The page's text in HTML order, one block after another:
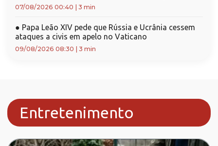
07/08/2026 00:40 3 min
● Papa Leão XIV pede que Rússia e Ucrânia cessem
ataques a civis em apelo no Vaticano
09/08/2026 08:30 3 min
Entretenimento